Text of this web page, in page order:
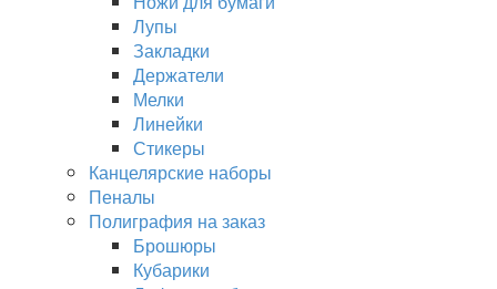
Лупы
Закладки
Держатели
Мелки
Линейки
Стикеры
Канцелярские наборы
Пеналы
Полиграфия на заказ
Брошюры
Кубарики